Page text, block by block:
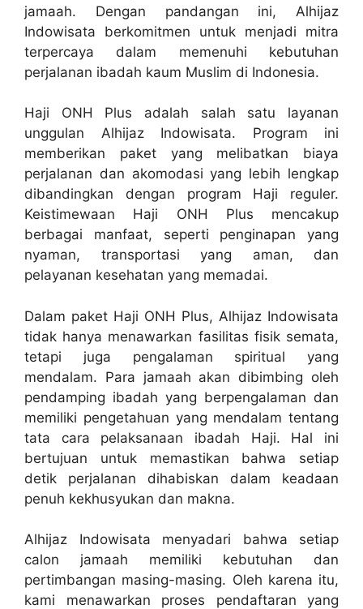
jamaah. Dengan pandangan ini, Alhijaz
Indowisata berkomitmen untuk menjadi mitra
terpercaya dalam memenuhi kebutuhan
perjalanan ibadah kaum Muslim di Indonesia.
Haji ONH Plus adalah salah satu layanan
unggulan Alhijaz Indowisata. Program ini
memberikan paket yang melibatkan biaya
perjalanan dan akomodasi yang lebih lengkap
dibandingkan dengan program Haji reguler.
Keistimewaan Haji ONH Plus mencakup
berbagai manfaat, seperti penginapan yang
nyaman, transportasi yang aman, dan
pelayanan kesehatan yang memadai.
Dalam paket Haji ONH Plus, Alhijaz Indowisata
tidak hanya menawarkan fasilitas fisik semata,
tetapi juga pengalaman spiritual yang
mendalam. Para jamaah akan dibimbing oleh
pendamping ibadah yang berpengalaman dan
memiliki pengetahuan yang mendalam tentang
tata cara pelaksanaan ibadah Haji. Hal ini
bertujuan untuk memastikan bahwa setiap
detik perjalanan dihabiskan dalam keadaan
penuh kekhusyukan dan makna.
Alhijaz Indowisata menyadari bahwa setiap
calon jamaah memiliki kebutuhan dan
pertimbangan masing-masing. Oleh karena itu,
kami menawarkan proses pendaftaran yang